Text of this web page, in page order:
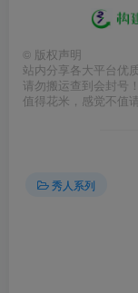
© 版权声明
站内分享各大平台优
请勿搬运查到会封号
值得花米，感觉不值
秀人系列